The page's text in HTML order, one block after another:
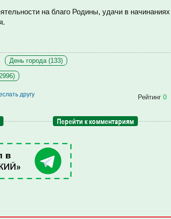
на благо Родины, удачи в
День города (133)
другу Рейтинг 0
Перейти к комментариям